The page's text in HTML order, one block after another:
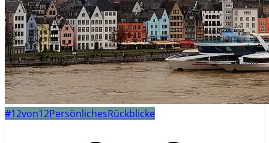
#12von12PersönlichesRückblicke